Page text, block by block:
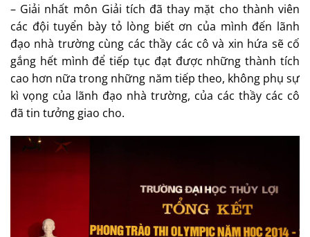
– Giải nhất môn Giải tích đã thay mặt cho thành viên
các đội tuyển bày tỏ lòng biết ơn của mình đến lãnh
đạo nhà trường cùng các thầy các cô và xin hứa sẽ cố
gắng hết mình để tiếp tục đạt được những thành tích
cao hơn nữa trong những năm tiếp theo, không phụ sự
kì vọng của lãnh đạo nhà trường, của các thầy các cô
đã tin tưởng giao cho.